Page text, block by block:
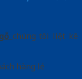
chúng tôi liệt kê
hàng lẻ